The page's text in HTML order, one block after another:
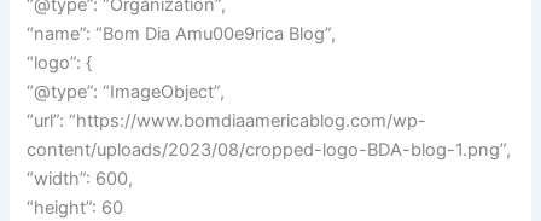
“@type”: “Organization”,
“name”: “Bom Dia Amu00e9rica Blog”,
“logo”: {
“@type”: “ImageObject”,
“url”: “https://www.bomdiaamericablog.com/wp-
content/uploads/2023/08/cropped-logo-BDA-blog-1.png”,
“width”: 600,
“height”: 60